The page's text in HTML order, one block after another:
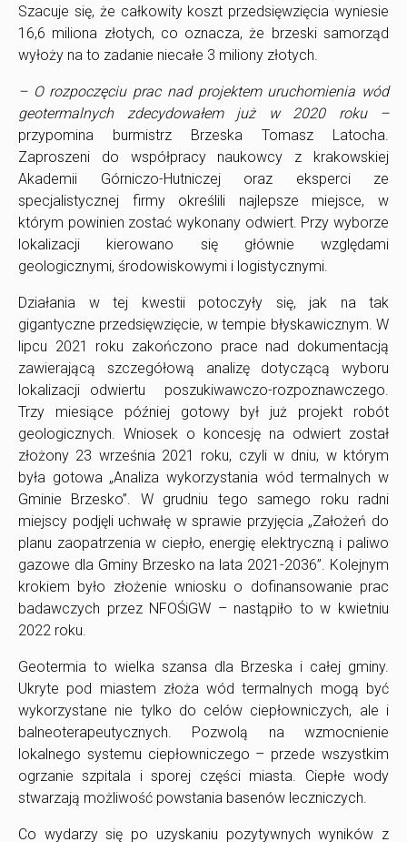
Szacuje się, że całkowity koszt przedsięwzięcia wyniesie
16,6 miliona złotych, co oznacza, że brzeski samorząd
wyłoży na to zadanie niecałe 3 miliony złotych.
– O rozpoczęciu prac nad projektem uruchomienia wód
geotermalnych zdecydowałem już w 2020 roku –
przypomina burmistrz Brzeska Tomasz Latocha.
Zaproszeni do współpracy naukowcy z krakowskiej
Akademii Górniczo-Hutniczej oraz eksperci ze
specjalistycznej firmy określili najlepsze miejsce, w
którym powinien zostać wykonany odwiert. Przy wyborze
lokalizacji kierowano się głównie względami
geologicznymi, środowiskowymi i logistycznymi.
Działania w tej kwestii potoczyły się, jak na tak
gigantyczne przedsięwzięcie, w tempie błyskawicznym. W
lipcu 2021 roku zakończono prace nad dokumentacją
zawierającą szczegółową analizę dotyczącą wyboru
lokalizacji odwiertu poszukiwawczo-rozpoznawczego.
Trzy miesiące później gotowy był już projekt robót
geologicznych. Wniosek o koncesję na odwiert został
złożony 23 września 2021 roku, czyli w dniu, w którym
była gotowa „Analiza wykorzystania wód termalnych w
Gminie Brzesko”. W grudniu tego samego roku radni
miejscy podjęli uchwałę w sprawie przyjęcia „Założeń do
planu zaopatrzenia w ciepło, energię elektryczną i paliwo
gazowe dla Gminy Brzesko na lata 2021-2036”. Kolejnym
krokiem było złożenie wniosku o dofinansowanie prac
badawczych przez NFOŚiGW – nastąpiło to w kwietniu
2022 roku.
Geotermia to wielka szansa dla Brzeska i całej gminy.
Ukryte pod miastem złoża wód termalnych mogą być
wykorzystane nie tylko do celów ciepłowniczych, ale i
balneoterapeutycznych. Pozwolą na wzmocnienie
lokalnego systemu ciepłowniczego – przede wszystkim
ogrzanie szpitala i sporej części miasta. Ciepłe wody
stwarzają możliwość powstania basenów leczniczych.
Co wydarzy się po uzyskaniu pozytywnych wyników z